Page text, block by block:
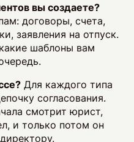
вы создаете?
договоры, счета,
заявления на отпуск.
шаблоны вам
Для каждого типа
согласования.
смотрит юрист,
и только потом он